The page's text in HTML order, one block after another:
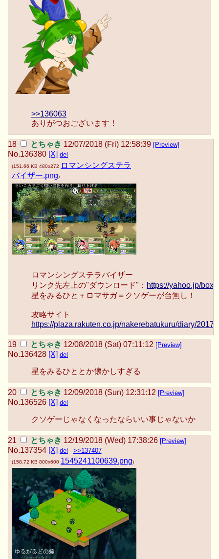
>>136063
ありがつおございます！
とちゃき 12/07/2018 (Fri) 12:58:39 [Preview]
No.136380 [X] del
(151.66 KB 480x272
ロマンシングステラ
バイザー.png)
ロマンシングステラバイザー
リンク先左上の"ダウンロード"： https://yahoo.jp/box/
星をみるひと＋ロマサガ＝クソゲーが台無し！
攻略サイト
https://plaza.rakuten.co.jp/nakerebatukuru/diary/
とちゃき 12/08/2018 (Sat) 07:11:12 [Preview]
No.136428 [X] del
星をみるひととか懐かしすぎる
とちゃき 12/09/2018 (Sun) 12:31:12 [Preview]
No.136526 [X] del
クソゲーじゃなくなったならいい事じゃないか
とちゃき 12/19/2018 (Wed) 17:38:26 [Preview]
No.137354 [X] del >>137407
(158.72 KB 800x600 1545241100639.png)